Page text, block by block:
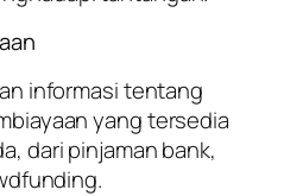
informasi tentang
yang tersedia
dari pinjaman bank,